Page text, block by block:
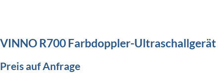
VINNO R700 Farbdoppler-Ultraschallgerät
Preis auf Anfrage